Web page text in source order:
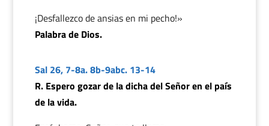
¡Desfallezco de ansias en mi pecho!»
Palabra de Dios.
Sal 26, 7-8a. 8b-9abc. 13-14
R. Espero gozar de la dicha del Señor en el país
de la vida.